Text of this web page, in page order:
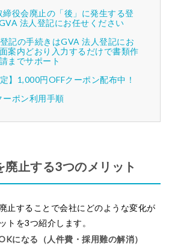
締役会廃止の「後」に発生する登
法人登記にお任せください
記の手続きはGVA 法人登記にお
案内どおり入力するだけで書類作
までサポート
定】1,000円OFFクーポン配布中！
ーポン利用手順
廃止する3つのメリット
止することで会社にどのような変化が
トを3つ紹介します。
になる（人件費・採用難の解消）